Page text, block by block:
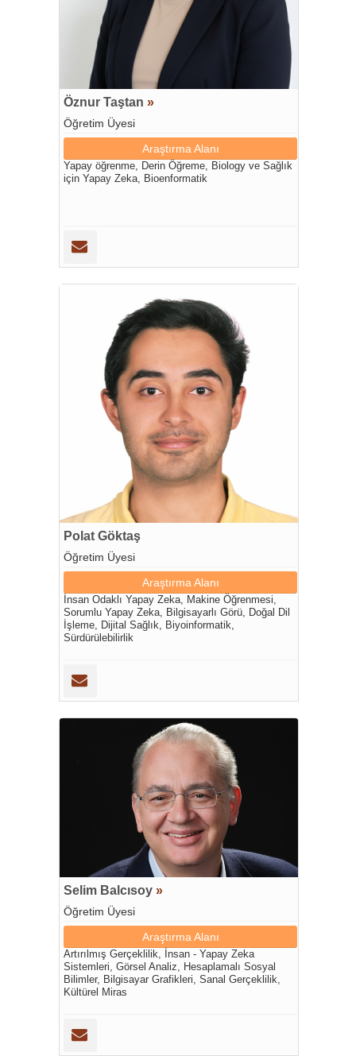
Öznur Taştan »
Öğretim Üyesi
Araştırma Alanı
Yapay öğrenme, Derin Öğreme, Biology ve Sağlık
için Yapay Zeka, Bioenformatik
Polat Göktaş
Öğretim Üyesi
Araştırma Alanı
İnsan Odaklı Yapay Zeka, Makine Öğrenmesi,
Sorumlu Yapay Zeka, Bilgisayarlı Görü, Doğal Dil
İşleme, Dijital Sağlık, Biyoinformatik,
Sürdürülebilirlik
Selim Balcısoy »
Öğretim Üyesi
Araştırma Alanı
Artırılmış Gerçeklilik, İnsan - Yapay Zeka
Sistemleri, Görsel Analiz, Hesaplamalı Sosyal
Bilimler, Bilgisayar Grafikleri, Sanal Gerçeklilik,
Kültürel Miras